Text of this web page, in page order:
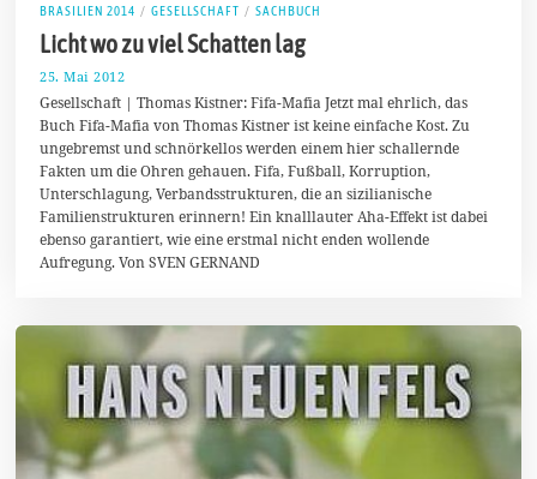
BRASILIEN 2014 / GESELLSCHAFT / SACHBUCH
Licht wo zu viel Schatten lag
25. Mai 2012
1
.
J
u
n
2
0
1
4
Gesellschaft | Thomas Kistner: Fifa-Mafia Jetzt mal ehrlich, das
Buch Fifa-Mafia von Thomas Kistner ist keine einfache Kost. Zu
ungebremst und schnörkellos werden einem hier schallernde
Fakten um die Ohren gehauen. Fifa, Fußball, Korruption,
Unterschlagung, Verbandsstrukturen, die an sizilianische
Familienstrukturen erinnern! Ein knalllauter Aha-Effekt ist dabei
ebenso garantiert, wie eine erstmal nicht enden wollende
Aufregung. Von SVEN GERNAND